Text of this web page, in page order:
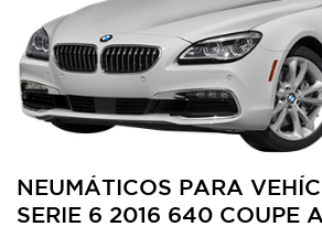
NEUMÁTICOS PARA
SERIE 6 2016 640 COUPE